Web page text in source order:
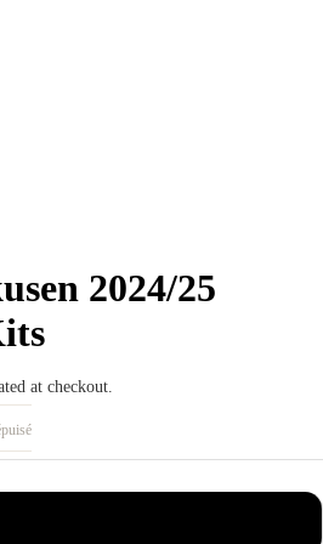
2024/25
at checkout.